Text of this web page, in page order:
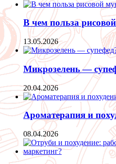
В чем польза
13.05.2026
Микрозелень —
20.04.2026
Ароматерапия и
08.04.2026